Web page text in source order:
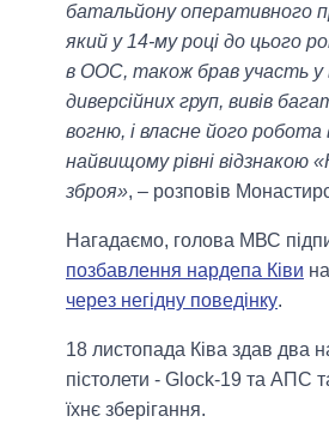
батальйону оперативного
який у 14-му році до цього
в ООС, також брав участь у
диверсійних груп, вивів
вогню, і власне його робота
найвищому рівні відзнакою
зброя», – розповів
Нагадаємо, голова МВС
позбавлення нардепа Ківи
через негідну поведінку.
18 листопада Ківа здав два
пістолети - Glock-19 та АПС
їхнє зберігання.